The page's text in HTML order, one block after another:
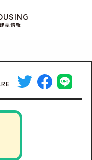
建売情報
を極めて重視し
ください。